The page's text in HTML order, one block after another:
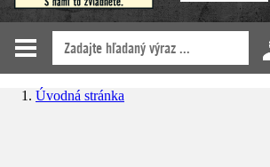
Úvodná stránka